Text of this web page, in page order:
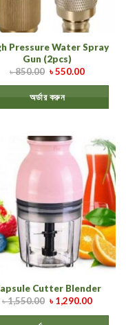
Pressure Water Spray
Gun (2pcs)
৳850.00 ৳550.00
অর্ডার করুন
Cutter Blender
৳1,550.00 ৳1,290.00